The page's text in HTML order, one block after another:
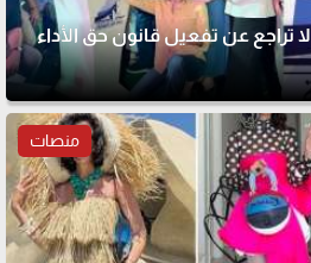
تراجع عن تفعيل قانون حق الأداء
منصات